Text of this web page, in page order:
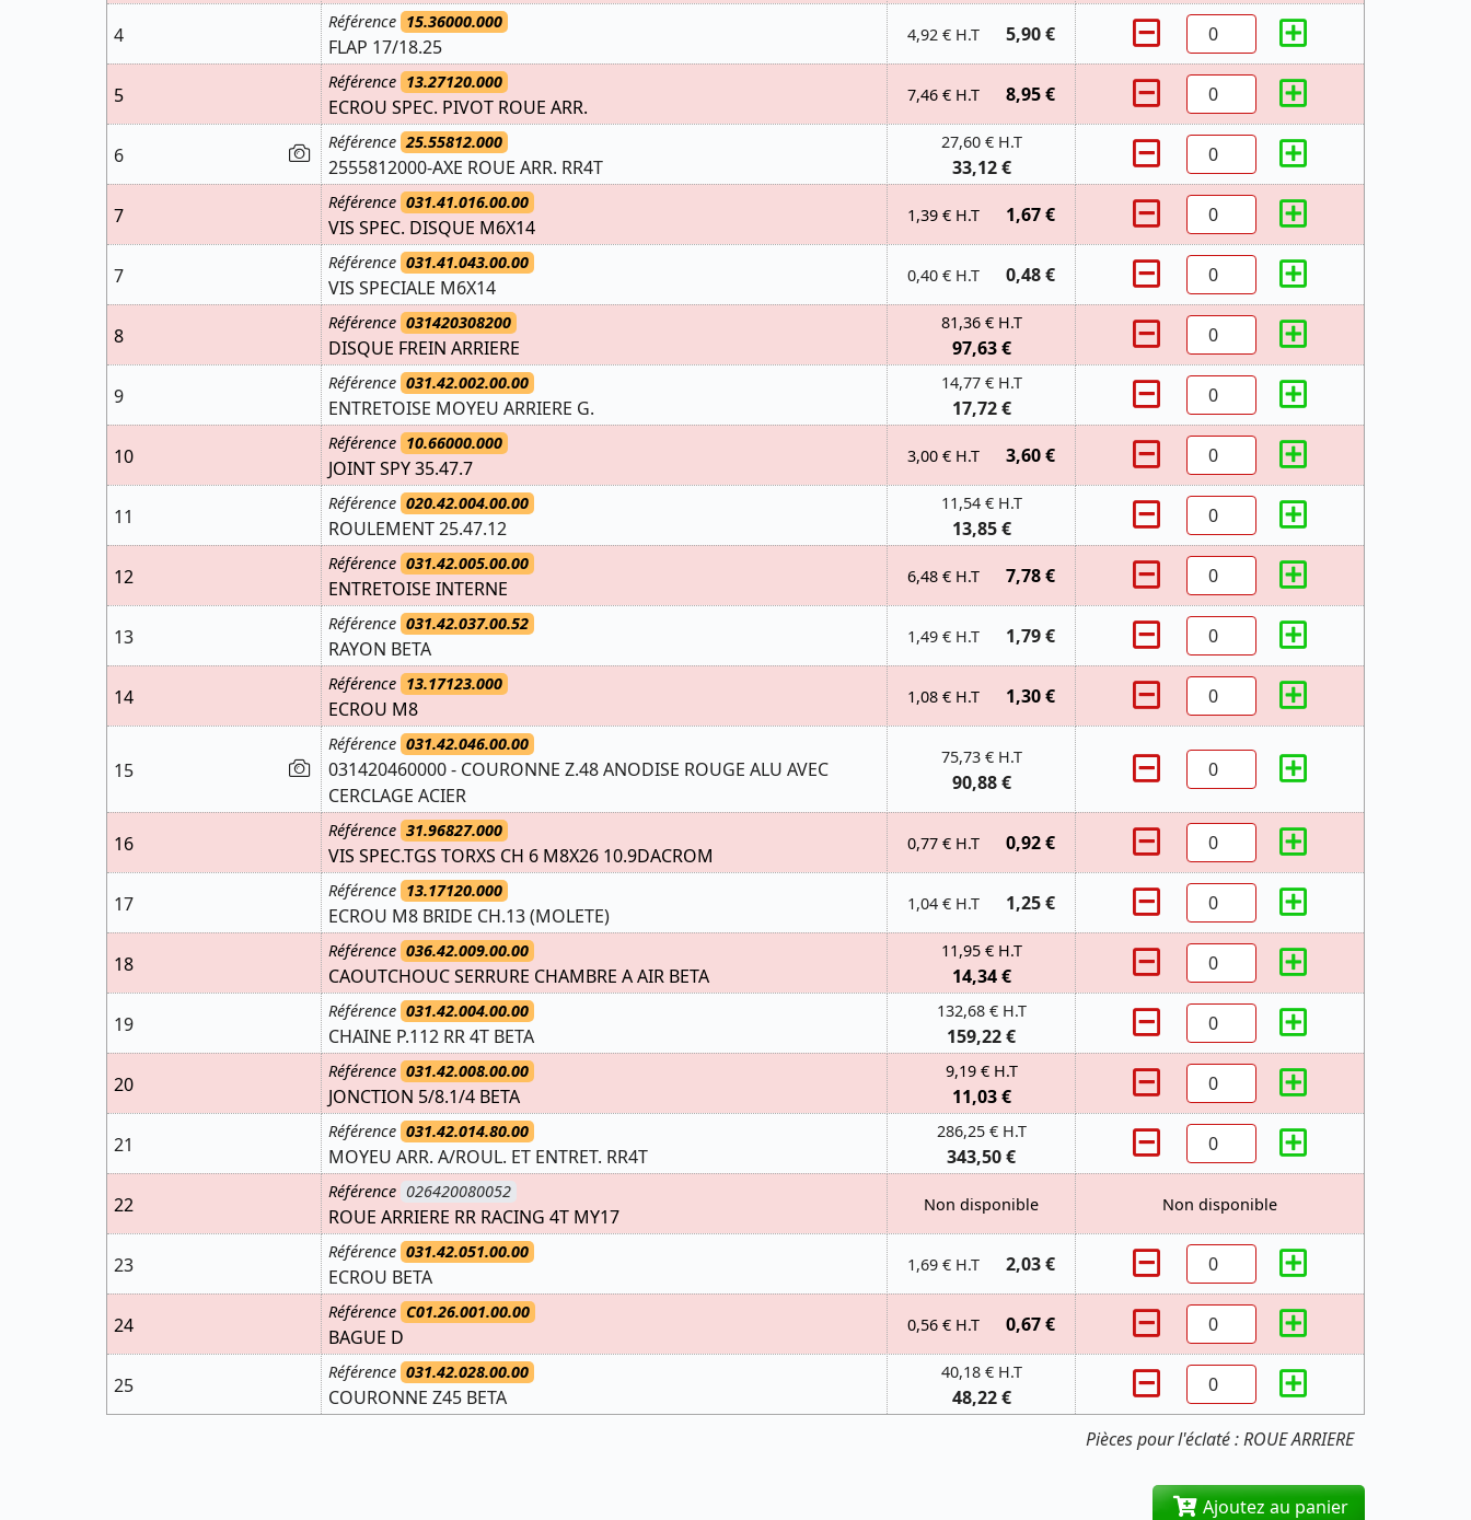
Pièces pour l'éclaté : ROUE ARRIERE
4
Référence 15.36000.000
FLAP 17/18.25
4,92 € H.T 5,90 €
5
Référence 13.27120.000
ECROU SPEC. PIVOT ROUE ARR.
7,46 € H.T 8,95 €
6
Référence 25.55812.000
2555812000-AXE ROUE ARR. RR4T
27,60 € H.T
33,12 €
7
Référence 031.41.016.00.00
VIS SPEC. DISQUE M6X14
1,39 € H.T 1,67 €
7
Référence 031.41.043.00.00
VIS SPECIALE M6X14
0,40 € H.T 0,48 €
8
Référence 031420308200
DISQUE FREIN ARRIERE
81,36 € H.T
97,63 €
9
Référence 031.42.002.00.00
ENTRETOISE MOYEU ARRIERE G.
14,77 € H.T
17,72 €
10
Référence 10.66000.000
JOINT SPY 35.47.7
3,00 € H.T 3,60 €
11
Référence 020.42.004.00.00
ROULEMENT 25.47.12
11,54 € H.T
13,85 €
12
Référence 031.42.005.00.00
ENTRETOISE INTERNE
6,48 € H.T 7,78 €
13
Référence 031.42.037.00.52
RAYON BETA
1,49 € H.T 1,79 €
14
Référence 13.17123.000
ECROU M8
1,08 € H.T 1,30 €
15
Référence 031.42.046.00.00
031420460000 - COURONNE Z.48 ANODISE ROUGE ALU AVEC
CERCLAGE ACIER
75,73 € H.T
90,88 €
16
Référence 31.96827.000
VIS SPEC.TGS TORXS CH 6 M8X26 10.9DACROM
0,77 € H.T 0,92 €
17
Référence 13.17120.000
ECROU M8 BRIDE CH.13 (MOLETE)
1,04 € H.T 1,25 €
18
Référence 036.42.009.00.00
CAOUTCHOUC SERRURE CHAMBRE A AIR BETA
11,95 € H.T
14,34 €
19
Référence 031.42.004.00.00
CHAINE P.112 RR 4T BETA
132,68 € H.T
159,22 €
20
Référence 031.42.008.00.00
JONCTION 5/8.1/4 BETA
9,19 € H.T
11,03 €
21
Référence 031.42.014.80.00
MOYEU ARR. A/ROUL. ET ENTRET. RR4T
286,25 € H.T
343,50 €
22
Référence 026420080052
ROUE ARRIERE RR RACING 4T MY17
Non disponible Non disponible
23
Référence 031.42.051.00.00
ECROU BETA
1,69 € H.T 2,03 €
24
Référence C01.26.001.00.00
BAGUE D
0,56 € H.T 0,67 €
25
Référence 031.42.028.00.00
COURONNE Z45 BETA
40,18 € H.T
48,22 €
Ajoutez au panier